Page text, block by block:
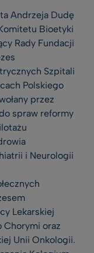
Andrzeja Dudę
Bioetyki
Rady Fundacji
Szpitali
Polskiego
przez
spraw reformy
i Neurologii
Lekarskiej
Chorymi oraz
Unii Onkologii.